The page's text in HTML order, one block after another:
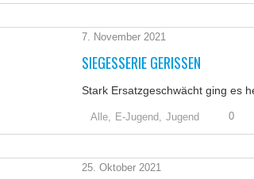
7. November 2021
SIEGESSERIE GERISSEN
Stark Ersatzgeschwächt ging es
Alle, E-Jugend, Jugend 0
25. Oktober 2021